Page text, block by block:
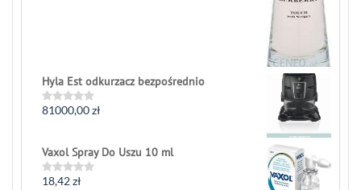
Hyla Est odkurzacz bezpośrednio
Rated
of
5
81000,00zł
Vaxol Spray Do Uszu 10 ml
Rated
18,42zł